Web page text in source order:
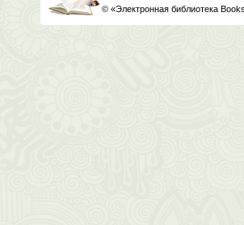
© «Электронная библиотека